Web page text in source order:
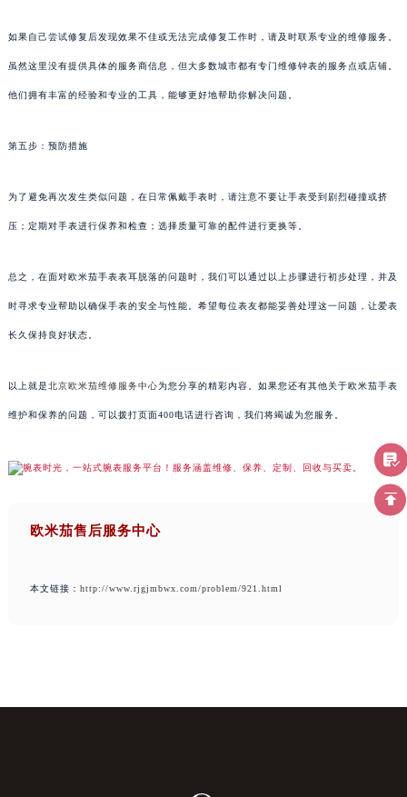
如果自己尝试修复后发现效果不佳或无法完成修复工作时，请及时联系专业的维修服务。
虽然这里没有提供具体的服务商信息，但大多数城市都有专门维修钟表的服务点或店铺。
他们拥有丰富的经验和专业的工具，能够更好地帮助你解决问题。
第五步：预防措施
为了避免再次发生类似问题，在日常佩戴手表时，请注意不要让手表受到剧烈碰撞或挤
压；定期对手表进行保养和检查；选择质量可靠的配件进行更换等。
总之，在面对欧米茄手表表耳脱落的问题时，我们可以通过以上步骤进行初步处理，并及
时寻求专业帮助以确保手表的安全与性能。希望每位表友都能妥善处理这一问题，让爱表
长久保持良好状态。
以上就是北京欧米茄维修服务中心为您分享的精彩内容。如果您还有其他关于欧米茄手表
维护和保养的问题，可以拨打页面400电话进行咨询，我们将竭诚为您服务。
欧米茄售后服务中心
本文链接： http://www.rjgjmbwx.com/problem/921.html